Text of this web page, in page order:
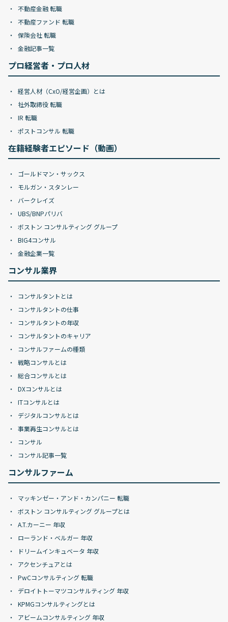
不動産金融 転職
不動産ファンド 転職
保険会社 転職
金融記事一覧
プロ経営者・プロ人材
経営人材（CxO/経営企画）とは
社外取締役 転職
IR 転職
ポストコンサル 転職
在籍経験者エピソード（動画）
ゴールドマン・サックス
モルガン・スタンレー
バークレイズ
UBS/BNPパリバ
ボストン コンサルティング グループ
BIG4コンサル
金融企業一覧
コンサル業界
コンサルタントとは
コンサルタントの仕事
コンサルタントの年収
コンサルタントのキャリア
コンサルファームの種類
戦略コンサルとは
総合コンサルとは
DXコンサルとは
ITコンサルとは
デジタルコンサルとは
事業再生コンサルとは
コンサル
コンサル記事一覧
コンサルファーム
マッキンゼー・アンド・カンパニー 転職
ボストン コンサルティング グループとは
A.T.カーニー 年収
ローランド・ベルガー 年収
ドリームインキュベータ 年収
アクセンチュアとは
PwCコンサルティング 転職
デロイトトーマツコンサルティング 年収
KPMGコンサルティングとは
アビームコンサルティング 年収